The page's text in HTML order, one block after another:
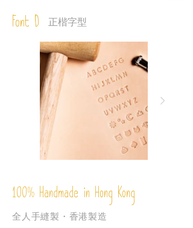
Font D 正楷字型
100% Handmade in Hong Kong
全人手縫製・香港製造